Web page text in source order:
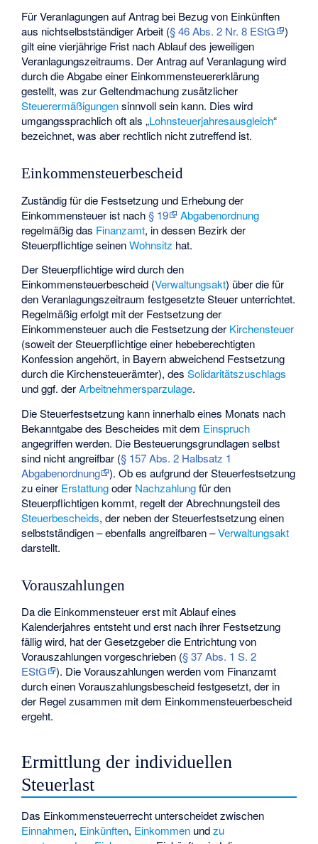
Für Veranlagungen auf Antrag bei Bezug von Einkünften
aus nichtselbstständiger Arbeit (§ 46 Abs. 2 Nr. 8 EStG
)
gilt eine vierjährige Frist nach Ablauf des jeweiligen
Veranlagungszeitraums. Der Antrag auf Veranlagung wird
durch die Abgabe einer Einkommensteuererklärung
gestellt, was zur Geltendmachung zusätzlicher
Steuerermäßigungensinnvoll sein kann. Dies wird
umgangssprachlich oft als „Lohnsteuerjahresausgleich“
bezeichnet, was aber rechtlich nicht zutreffend ist.
Einkommensteuerbescheid
Zuständig für die Festsetzung und Erhebung der
Einkommensteuer ist nach§ 19
Abgabenordnung
regelmäßig das Finanzamt, in dessen Bezirk der
Steuerpflichtige seinenWohnsitz hat.
Der Steuerpflichtige wird durch den
Einkommensteuerbescheid (Verwaltungsakt) über die für
den Veranlagungszeitraum festgesetzte Steuer unterrichtet.
Regelmäßig erfolgt mit der Festsetzung der
Einkommensteuer auch die Festsetzung der Kirchensteuer
(soweit der Steuerpflichtige einer hebeberechtigten
Konfession angehört, in Bayern abweichend Festsetzung
durch die Kirchensteuerämter), desSolidaritätszuschlags
und ggf. derArbeitnehmersparzulage.
Die Steuerfestsetzung kann innerhalb eines Monats nach
Bekanntgabe des Bescheides mit dem Einspruch
angegriffen werden. Die Besteuerungsgrundlagen selbst
sind nicht angreifbar (§ 157 Abs. 2 Halbsatz 1
Abgabenordnung
). Ob es aufgrund der Steuerfestsetzung
zu einer Erstattungoder Nachzahlungfür den
Steuerpflichtigen kommt, regelt der Abrechnungsteil des
Steuerbescheids, der neben der Steuerfestsetzung einen
selbstständigen – ebenfalls angreifbaren –Verwaltungsakt
darstellt.
Vorauszahlungen
Da die Einkommensteuer erst mit Ablauf eines
Kalenderjahres entsteht und erst nach ihrer Festsetzung
fällig wird, hat der Gesetzgeber die Entrichtung von
Vorauszahlungen vorgeschrieben (§ 37 Abs. 1 S. 2
EStG
). Die Vorauszahlungen werden vom Finanzamt
durch einen Vorauszahlungsbescheid festgesetzt, der in
der Regel zusammen mit dem Einkommensteuerbescheid
ergeht.
Ermittlung der individuellen
Steuerlast
Das Einkommensteuerrecht unterscheidet zwischen
Einnahmen, Einkünften, Einkommen undzu